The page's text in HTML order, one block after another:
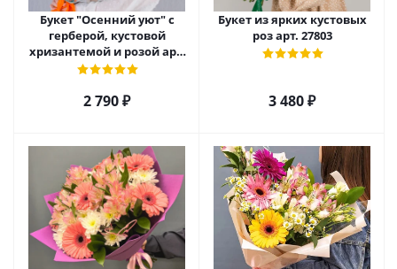
Букет "Осенний уют" с
герберой, кустовой
хризантемой и розой арт.
38376
2 790₽
Букет из ярких кустовых
роз арт. 27803
3 480₽